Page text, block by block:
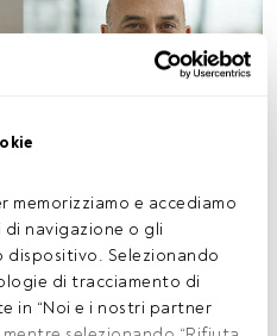
memorizziamo e accediamo
navigazione o gli
Selezionando
di tracciamento di
in “Noi e i nostri partner